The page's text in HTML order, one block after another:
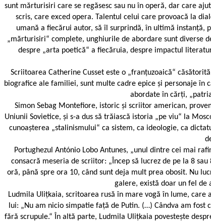
sunt mărturisiri care se regăsesc sau nu în operă, dar care
scris, care exced opera. Talentul celui care provoacă la
umană a fiecărui autor, să îl surprindă, în ultimă instanță,
„mărturisiri“ complete, unghiurile de abordare sunt diverse
despre „arta poetică“ a fiecăruia, despre impactul
Scriitoarea Catherine Cusset este o „franțuzoaică“
biografice ale familiei, sunt multe cadre epice și personaje în
abordate în cărți,
Simon Sebag Montefiore, istoric și scriitor american,
Uniunii Sovietice, și s-a dus să trăiască istoria „pe viu“ la
cunoașterea „stalinismului“ ca sistem, ca ideologie, ca
Portughezul António Lobo Antunes, „unul dintre cei mai
consacră meseria de scriitor: „Încep să lucrez de pe la 8
oră, până spre ora 10, când sunt deja mult prea obosit. Nu
galere, există doar un fel de
Ludmila Ulițkaia, scritoarea rusă în mare vogă în lume,
lui: „Nu am nicio simpatie față de Putin. (…) Cândva am
fără scrupule.“ În altă parte, Ludmila Ulițkaia povestește